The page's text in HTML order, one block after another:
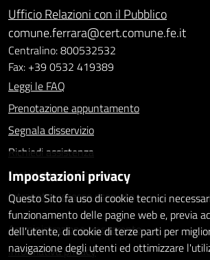
Ufficio Relazioni con il Pubblico
comune.ferrara@cert.comune.fe.it
Centralino: 800532532
Fax: +39 0532 419389
Leggi le FAQ
Prenotazione appuntamento
Segnala disservizio
Richiedi assistenza
Statistiche dei Siti web
Intranet - accesso riservato
Amministrazione trasparente
Informativa privacy
Impostazioni privacy
Questo Sito fa uso di cookie tecnici
funzionamento delle pagine web e, previa
dell'utente, di cookie di terze parti per
navigazione degli utenti ed ottimizzare